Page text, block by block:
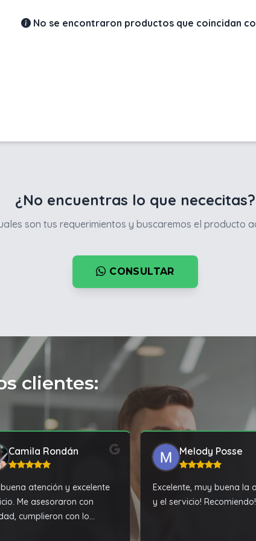
No se encontraron productos que coincidan
¿No encuentras lo que nececitas?
son tus requerimientos y buscaremos el producto
CONSULTAR
clientes:
Camila Rondán
atención y excelente
Me asesoraron con
cumplieron con lo
Melody Posse
Excelente, muy buena la
y el servicio! Recomiendo!